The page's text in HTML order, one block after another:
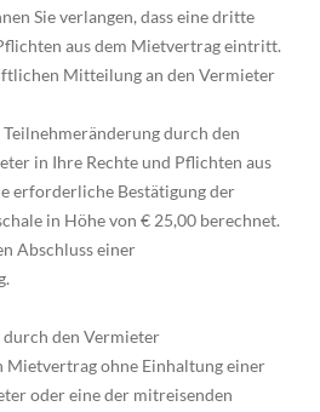
Sie verlangen, dass eine dritte
aus dem Mietvertrag eintritt.
Mitteilung an den Vermieter
durch den
in Ihre Rechte und Pflichten aus
erforderliche Bestätigung der
in Höhe von € 25,00 berechnet.
Abschluss einer
den Vermieter
Mietvertrag ohne Einhaltung einer
oder eine der mitreisenden